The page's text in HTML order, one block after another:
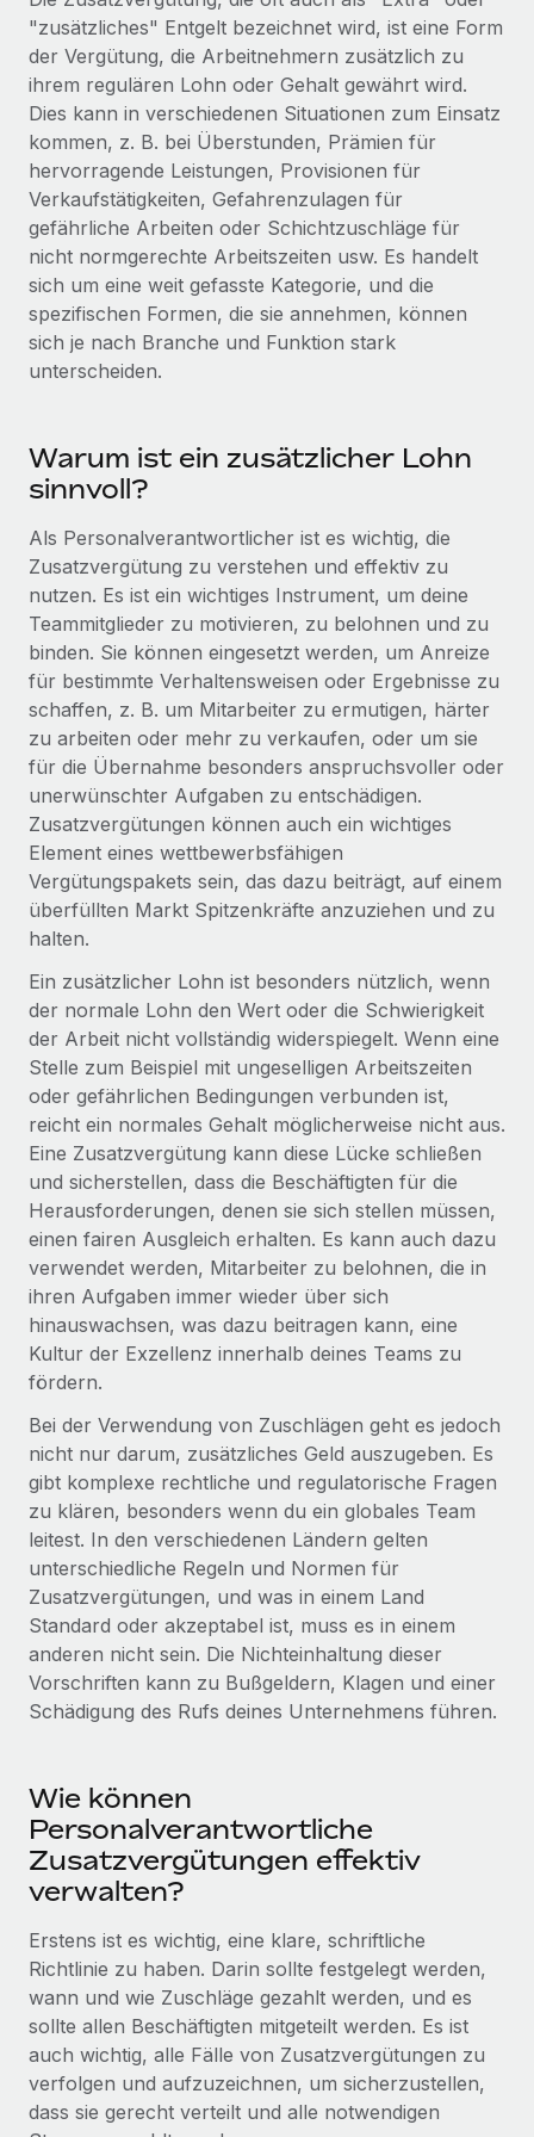
Globales Onboarding und Verwalten von
Freelancer:innen
PEO
Auslagern von komplexen HR-Aufgaben
INFRASTRUKTUR
Remote Embedded
Nahtlose Integration der HR in bestehende Abläufe
Plattform
Integrierte HR-Kernfunktionen für dein Team
Integrationen
Tools
DIENSTLEISTUNGEN
Frag unsere Expert:innen
Hilfe von Expert:innen für globale HR & Compliance
Background-Checks
Einfacheres Bewerber:innen-Screening
Compliance Watchtower
Lückenlose Compliance
Geräteverwaltung
Globale Bereitstellung und Verfolgung von IT-
Geräten
Gründung von Niederlassungen
Schnelle, rechtssichere Gründung von
Niederlassungen
Mobilität und Relocation
Mühelose Relocation von Mitarbeiter:innen
Benefits
Mühelose Verwaltung von Benefits
WACHSTUMSPHASE
Startups
Agile HR- und Payroll-Lösungen für wachsende
Unternehmen
Mittelstand
Maßgeschneiderte HR-Lösungen, um Teams zu
vergrößern
Enterprise
Globale HR für Konzerne und Großunternehmen
Strategische Technologiepartner
Flexible Einbettung von Global-HR-Funktionen in deine
Partner werden
Entdecke die Möglichkeiten einer Partnerschaft
Remote Build
Demnächst verfügbar
Beratung zu Integrationen und KI-Automatisierung
FALLSTUDIEN
So hat der KI-Vorreiter Weaviate sein Team mit
Remote um 120 % vergrößert
Weaviate auf einen Blick Weaviate entwickelt KI-basierte
Open-Source-Infrastrukturen. Das...
Mehr erfahren
Strategische Partnerschaft zwischen
Reverse Tech und Remote für Contractor
Management und Payroll
Reverse Tech auf einen Blick Das Gesundheits- und
Wellness-Startup Reverse Tech hat das globale...
Mehr erfahren
Gesamtbeschäftigungskosten
Honorarzahlungen berechnen
Informationen zu möglichen Währungen und
Abwicklungsfristen für globale Freelancer:innen
LERNEN MIT REMOTE
Forschung und Leitfäden
Fallstudien
HR-Glossar
Bibliothek für Stellenbeschreibungen
Webinare
Events
Newsroom
Informationen zu Gehältern und Qualifikationen
Insights Center
Hol dir Unterstützung
Alle Ressourcen anzeigen
BLOG
Globale Payroll
EOR und PEO
Contractor Management
Steuern
Den Blog erkunden
BLOG
Neues zu Remote-Produkten: Integration mit
Gusto und Zero und Contractor Management
Plus
Auch im neuen Jahr wollen wir bei Remote Unternehmen
aller Größen dabei unterstützen, die beste...
Mehr erfahren
Wie Phiture 55 Mitarbeiter:innen in 19 Ländern
mit Remote verwaltet
Phiture ist der unumstrittene Marktführer im Bereich der
Wachstumsberatung für mobile Apps. Das...
Mehr erfahren
Nederlands
Français
Deutsch
Español
Italiano
Português (Portugal)
한국어
中文（简体）
Anmelden
"zusätzliches" Entgelt bezeichnet wird, ist eine Form
der Vergütung, die Arbeitnehmern zusätzlich zu
ihrem regulären Lohn oder Gehalt gewährt wird.
Dies kann in verschiedenen Situationen zum Einsatz
kommen, z. B. bei Überstunden, Prämien für
hervorragende Leistungen, Provisionen für
Verkaufstätigkeiten, Gefahrenzulagen für
gefährliche Arbeiten oder Schichtzuschläge für
nicht normgerechte Arbeitszeiten usw. Es handelt
sich um eine weit gefasste Kategorie, und die
spezifischen Formen, die sie annehmen, können
sich je nach Branche und Funktion stark
unterscheiden.
Warum ist ein zusätzlicher Lohn
sinnvoll?
Als Personalverantwortlicher ist es wichtig, die
Zusatzvergütung zu verstehen und effektiv zu
nutzen. Es ist ein wichtiges Instrument, um deine
Teammitglieder zu motivieren, zu belohnen und zu
binden. Sie können eingesetzt werden, um Anreize
für bestimmte Verhaltensweisen oder Ergebnisse zu
schaffen, z. B. um Mitarbeiter zu ermutigen, härter
zu arbeiten oder mehr zu verkaufen, oder um sie
für die Übernahme besonders anspruchsvoller oder
unerwünschter Aufgaben zu entschädigen.
Zusatzvergütungen können auch ein wichtiges
Element eines wettbewerbsfähigen
Vergütungspakets sein, das dazu beiträgt, auf einem
überfüllten Markt Spitzenkräfte anzuziehen und zu
halten.
Ein zusätzlicher Lohn ist besonders nützlich, wenn
der normale Lohn den Wert oder die Schwierigkeit
der Arbeit nicht vollständig widerspiegelt. Wenn eine
Stelle zum Beispiel mit ungeselligen Arbeitszeiten
oder gefährlichen Bedingungen verbunden ist,
reicht ein normales Gehalt möglicherweise nicht aus.
Eine Zusatzvergütung kann diese Lücke schließen
und sicherstellen, dass die Beschäftigten für die
Herausforderungen, denen sie sich stellen müssen,
einen fairen Ausgleich erhalten. Es kann auch dazu
verwendet werden, Mitarbeiter zu belohnen, die in
ihren Aufgaben immer wieder über sich
hinauswachsen, was dazu beitragen kann, eine
Kultur der Exzellenz innerhalb deines Teams zu
fördern.
Bei der Verwendung von Zuschlägen geht es jedoch
nicht nur darum, zusätzliches Geld auszugeben. Es
gibt komplexe rechtliche und regulatorische Fragen
zu klären, besonders wenn du ein globales Team
leitest. In den verschiedenen Ländern gelten
unterschiedliche Regeln und Normen für
Zusatzvergütungen, und was in einem Land
Standard oder akzeptabel ist, muss es in einem
anderen nicht sein. Die Nichteinhaltung dieser
Vorschriften kann zu Bußgeldern, Klagen und einer
Schädigung des Rufs deines Unternehmens führen.
Wie können
Personalverantwortliche
Zusatzvergütungen effektiv
verwalten?
Erstens ist es wichtig, eine klare, schriftliche
Richtlinie zu haben. Darin sollte festgelegt werden,
wann und wie Zuschläge gezahlt werden, und es
sollte allen Beschäftigten mitgeteilt werden. Es ist
auch wichtig, alle Fälle von Zusatzvergütungen zu
verfolgen und aufzuzeichnen, um sicherzustellen,
dass sie gerecht verteilt und alle notwendigen